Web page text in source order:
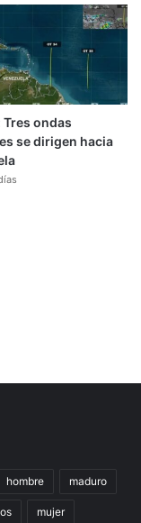
Tres ondas
se dirigen hacia
hombre maduro
mujer